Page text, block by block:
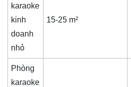
karaoke
kinh
doanh
nhỏ
15-25 m²
Phòng
karaoke